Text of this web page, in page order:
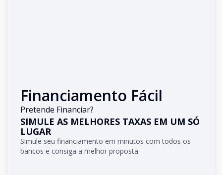
Financiamento Fácil
Pretende Financiar?
SIMULE AS MELHORES TAXAS EM UM SÓ
LUGAR
Simule seu financiamento em minutos com todos os
bancos e consiga a melhor proposta.